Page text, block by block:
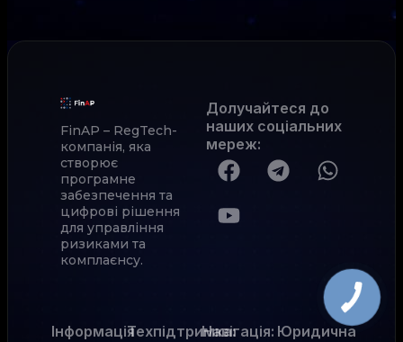
FinAP – RegTech-
компанія, яка
створює
програмне
забезпечення та
цифрові рішення
для управління
ризиками та
комплаєнсу.
Долучайтеся до
наших соціальних
мереж:
ІнформаціяТехпідтримка:Навігація: Юридична